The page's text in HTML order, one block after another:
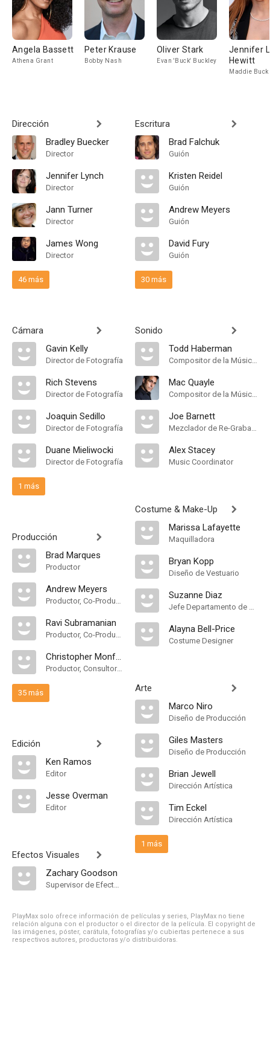
Angela Bassett
Athena Grant
Peter Krause
Bobby Nash
Oliver Stark
Evan 'Buck' Buckley
Jennifer
Hewitt
Maddie
Dirección
Bradley Buecker
Director
Jennifer Lynch
Director
Jann Turner
Director
James Wong
Director
46 más
Cámara
Gavin Kelly
Director de Fotografía
Rich Stevens
Director de Fotografía
Joaquin Sedillo
Director de Fotografía
Duane Mieliwocki
Director de Fotografía
1 más
Producción
Brad Marques
Productor
Andrew Meyers
Productor, Co-Productor, Co-Productor Ejecutivo, Productor Supervisor
Ravi Subramanian
Productor, Co-Productor
Christopher Monfette
Productor, Consultor de Producción, Productor Supervisor
35 más
Edición
Ken Ramos
Editor
Jesse Overman
Editor
Efectos Visuales
Zachary Goodson
Supervisor de Efectos Visuales
Escritura
Brad Falchuk
Guión
Kristen Reidel
Guión
Andrew Meyers
Guión
David Fury
Guión
30 más
Sonido
Todd Haberman
Compositor de la Música Original
Mac Quayle
Compositor de la Música Original
Joe Barnett
Mezclador de Re-Grabación de Sonido
Alex Stacey
Music Coordinator
Costume & Make-Up
Marissa Lafayette
Maquilladora
Bryan Kopp
Diseño de Vestuario
Suzanne Diaz
Jefe Departamento de Maquillaje
Alayna Bell-Price
Costume Designer
Arte
Marco Niro
Diseño de Producción
Giles Masters
Diseño de Producción
Brian Jewell
Dirección Artística
Tim Eckel
Dirección Artística
1 más
PlayMax solo ofrece información de películas y series, PlayMax no tiene
relación alguna con el productor o el director de la película. El copyright de
las imágenes, póster, carátula, fotografías y/o cubiertas pertenece a sus
respectivos autores, productoras y/o distribuidoras.